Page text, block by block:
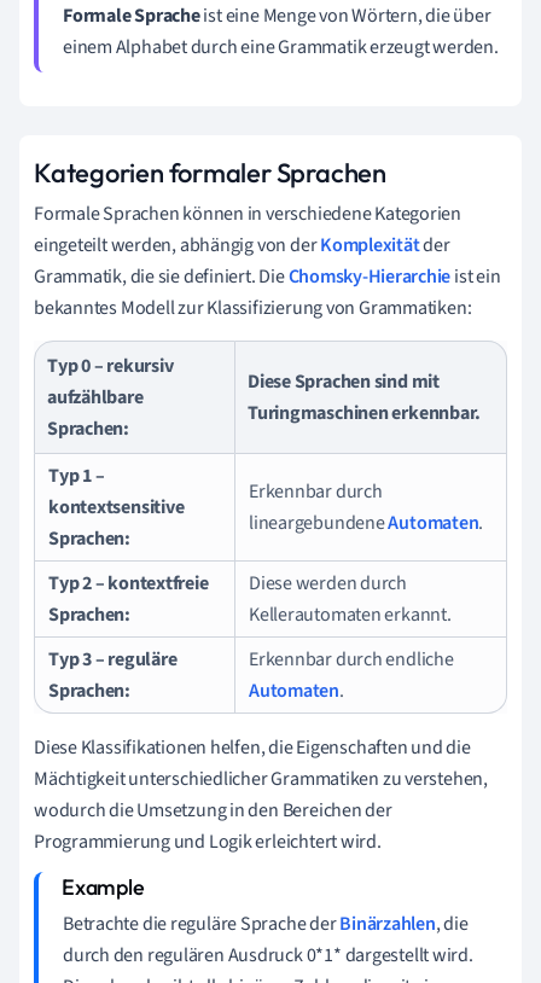
Formale Spracheist eine Menge von Wörtern, die über
einem Alphabet durch eine Grammatik erzeugt werden.
Kategorien formaler Sprachen
Formale Sprachen können in verschiedene Kategorien
eingeteilt werden, abhängig von derKomplexitätder
Grammatik, die sie definiert. DieChomsky-Hierarchieist ein
bekanntes Modell zur Klassifizierung von Grammatiken:
Typ 0 – rekursiv
aufzählbare
Sprachen:
Diese Sprachen sind mit
Turingmaschinen erkennbar.
Typ 1 –
kontextsensitive
Sprachen:
Erkennbar durch
lineargebundeneAutomaten.
Typ 2 – kontextfreie
Sprachen:
Diese werden durch
Kellerautomaten erkannt.
Typ 3 – reguläre
Sprachen:
Erkennbar durch endliche
Automaten.
Diese Klassifikationen helfen, die Eigenschaften und die
Mächtigkeit unterschiedlicher Grammatiken zu verstehen,
wodurch die Umsetzung in den Bereichen der
Programmierung und Logik erleichtert wird.
Betrachte die reguläre Sprache derBinärzahlen, die
durch den regulären Ausdruck 0*1* dargestellt wird.